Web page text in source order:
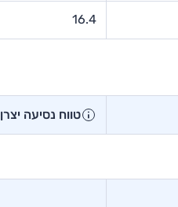
16.4
טווח נסיעה יצרן WLTP